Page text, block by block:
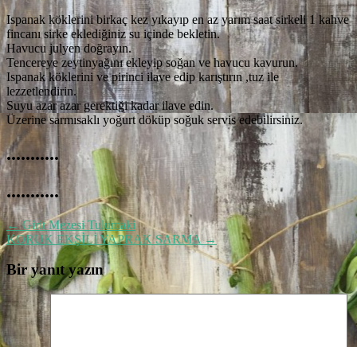
Ispanak köklerini birkaç kez yıkayıp en az yarım saat sirkeli 1 kahve
fincanı sirke eklediğiniz su içinde bekletin.
Havucu julyen doğrayın.
Tencereye zeytinyağını ekleyip soğan ve havucu kavurun.
Ispanak köklerini ve pirinci ilave edip karıştırın ,tuz ile
lezzetlendirin.
Suyu azar azar gerektiği kadar ilave edin.
Üzerine sarmısaklı yoğurt döküp soğuk servis edebilirsiniz.
...........
...........
←Girit Mezesi Tulumaki
KORUK EKŞİLİ YAPRAK SARMA→
Bir yanıt yazın